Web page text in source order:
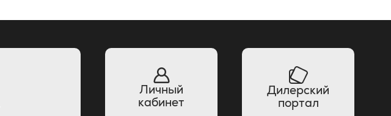
Личный
кабинет
Дилерский
портал